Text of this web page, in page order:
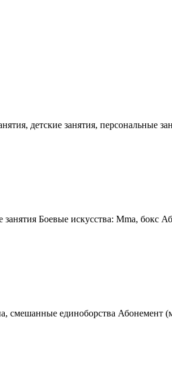
детские занятия, персональные
Боевые искусства: Mma, бокс
смешанные единоборства Абонемент